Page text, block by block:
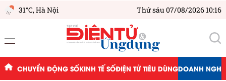
31°C,Hà Nội Thứ sáu 07/08/2026 10:16
CHUYỂN ĐỘNG SỐKINH TẾ SỐĐIỆN TỬ TIÊU DÙNGDOANH